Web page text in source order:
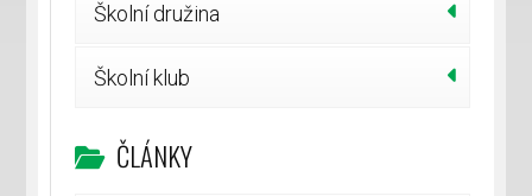
Školní družina
Školní klub
ČLÁNKY